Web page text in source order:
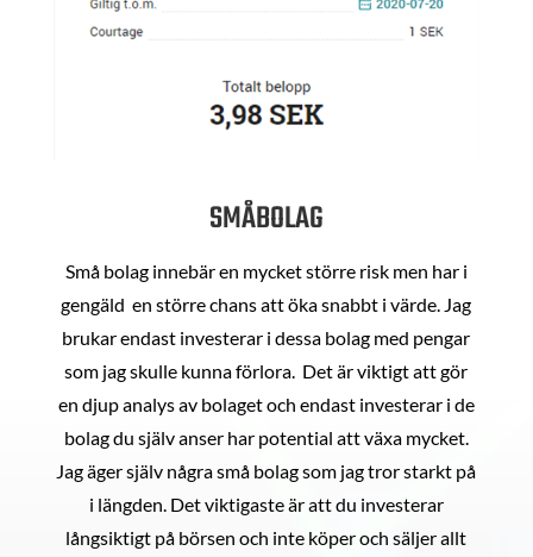
SMÅBOLAG
Små bolag innebär en mycket större risk men har i
gengäld en större chans att öka snabbt i värde. Jag
brukar endast investerar i dessa bolag med pengar
som jag skulle kunna förlora. Det är viktigt att gör
en djup analys av bolaget och endast investerar i de
bolag du själv anser har potential att växa mycket.
Jag äger själv några små bolag som jag tror starkt på
i längden. Det viktigaste är att du investerar
långsiktigt på börsen och inte köper och säljer allt